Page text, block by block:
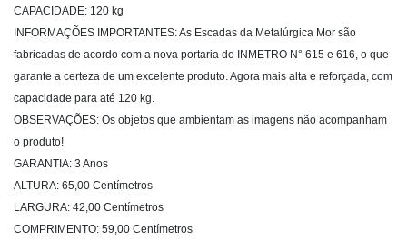
CAPACIDADE: 120 kg
INFORMAÇÕES IMPORTANTES: As Escadas da Metalúrgica Mor são
fabricadas de acordo com a nova portaria do INMETRO N° 615 e 616, o que
garante a certeza de um excelente produto. Agora mais alta e reforçada, com
capacidade para até 120 kg.
OBSERVAÇÕES: Os objetos que ambientam as imagens não acompanham
o produto!
GARANTIA: 3 Anos
ALTURA: 65,00 Centímetros
LARGURA: 42,00 Centímetros
COMPRIMENTO: 59,00 Centímetros